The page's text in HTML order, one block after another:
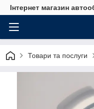
Інтернет магазин
Товари та послуги